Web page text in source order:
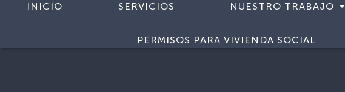
INICIO SERVICIOS NUESTRO TRABAJO
PERMISOS PARA VIVIENDA SOCIAL
>Oficinas